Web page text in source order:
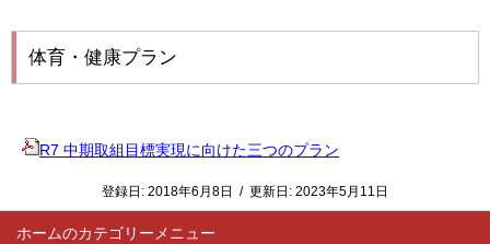
ホーム
体育・健康プラン
R7 中期取組目標実現に向けた三つのプラン
登録日: 2018年6月8日 / 更新日: 2023年5月11日